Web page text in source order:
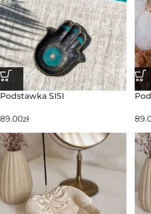
Podstawka SISI
89.00zł